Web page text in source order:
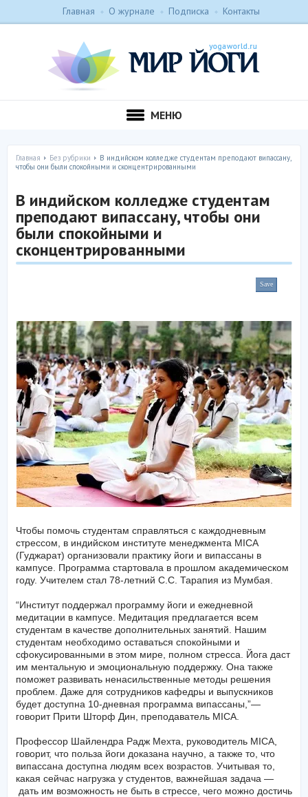
Главная О журнале Подписка Контакты
МЕНЮ
Главная Без рубрики
В индийском колледже студентам преподают випассану,
чтобы они были спокойными и сконцентрированными
В индийском колледже студентам
преподают випассану, чтобы они
были спокойными и
сконцентрированными
Save
Чтобы помочь студентам справляться с каждодневным
стрессом, в индийском институте менеджмента MICA
(Гуджарат) организовали практику йоги и випассаны в
кампусе. Программа стартовала в прошлом академическом
году. Учителем стал 78-летний С.С. Тарапия из Мумбая.
“Институт поддержал программу йоги и ежедневной
медитации в кампусе. Медитация предлагается всем
студентам в качестве дополнительных занятий. Нашим
студентам необходимо оставаться спокойными и
сфокусированными в этом мире, полном стресса. Йога даст
им ментальную и эмоциональную поддержку. Она также
поможет развивать ненасильственные методы решения
проблем. Даже для сотрудников кафедры и выпускников
будет доступна 10-дневная программа випассаны,”—
говорит Прити Шторф Дин, преподаватель MICA.
Профессор Шайлендра Радж Мехта, руководитель MICA,
говорит, что польза йоги доказана научно, а также то, что
випассана доступна людям всех возрастов. Учитывая то,
какая сейчас нагрузка у студентов, важнейшая задача —
дать им возможность не быть в стрессе, чего можно достичь